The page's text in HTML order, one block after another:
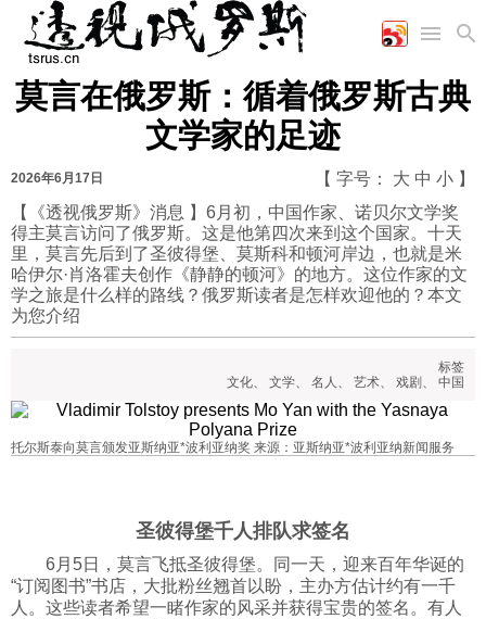
首页
国际
时政
军事
空军
陆军
军事合作
经济
财经
工业
能源
农业
社会
文艺
美食
娱乐
图片新闻
漫画
视频
图表
莫言在俄罗斯：循着俄罗斯古典
文学家的足迹
2026年6月17日 【 字号： 大 中 小 】
【《透视俄罗斯》消息 】6月初，中国作家、诺贝尔文学奖
得主莫言访问了俄罗斯。这是他第四次来到这个国家。十天
里，莫言先后到了圣彼得堡、莫斯科和顿河岸边，也就是米
哈伊尔·肖洛霍夫创作《静静的顿河》的地方。这位作家的文
学之旅是什么样的路线？俄罗斯读者是怎样欢迎他的？本文
为您介绍
标签
文化、 文学、 名人 、 艺术、 戏剧 、 中国
托尔斯泰向莫言颁发亚斯纳亚*波利亚纳奖 来源：亚斯纳亚*波利亚纳新闻服务
圣彼得堡千人排队求签名
6月5日，莫言飞抵圣彼得堡。同一天，迎来百年华诞的
“订阅图书”书店，大批粉丝翘首以盼，主办方估计约有一千
人。这些读者希望一睹作家的风采并获得宝贵的签名。有人